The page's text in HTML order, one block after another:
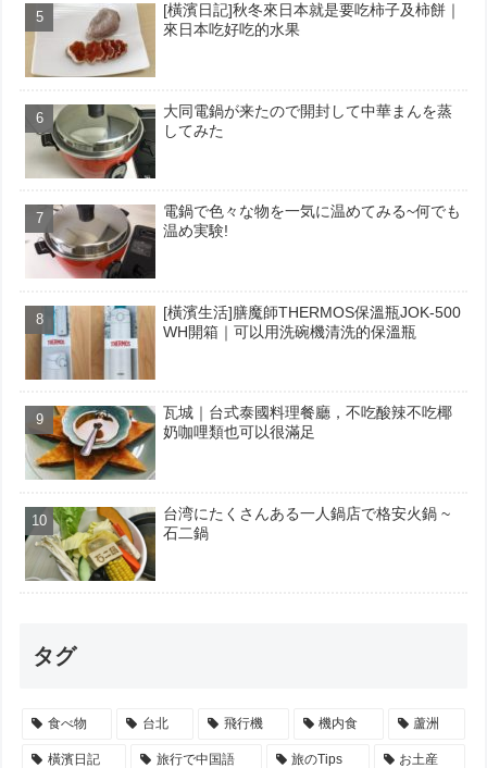
[橫濱日記]秋冬來日本就是要吃柿子及柿餅｜
來日本吃好吃的水果
大同電鍋が来たので開封して中華まんを蒸
してみた
電鍋で色々な物を一気に温めてみる~何でも
温め実験!
[橫濱生活]膳魔師THERMOS保溫瓶JOK-500
WH開箱｜可以用洗碗機清洗的保溫瓶
瓦城｜台式泰國料理餐廳，不吃酸辣不吃椰
奶咖哩類也可以很滿足
台湾にたくさんある一人鍋店で格安火鍋 ~
石二鍋
タグ
食べ物 台北 飛行機 機内食 蘆洲
橫濱日記 旅行で中国語 旅のTips お土産